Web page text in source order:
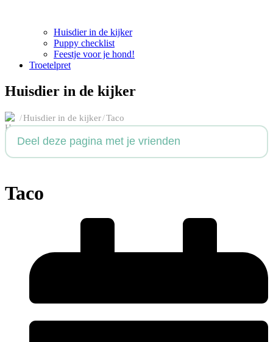
Huisdier in de kijker
Puppy checklist
Feestje voor je hond!
Troetelpret
Huisdier in de kijker
/Huisdier in de kijker/Taco
Deel deze pagina met je vrienden
Taco